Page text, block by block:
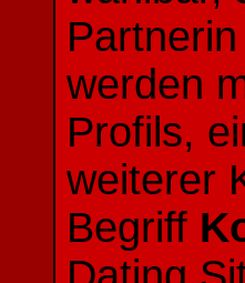
werden
Profils,
weiterer
Begriff